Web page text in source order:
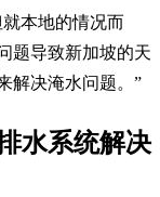
本地的情况而
题导致新加坡的天
解决淹水问题。”
水系统解决